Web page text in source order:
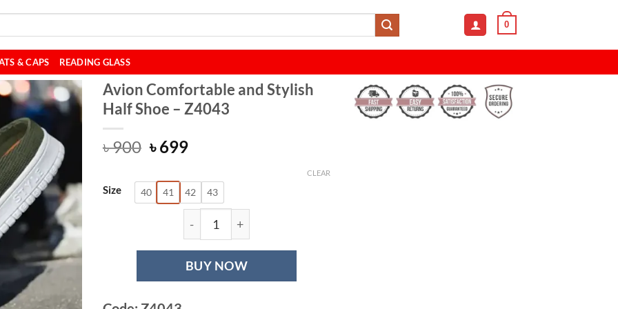
0
& CAPS READING GLASS
Avion Comfortable and Stylish
Half Shoe – Z4043
৳900 Original
was:
৳ 900.
৳699Current
is:
৳ 699.
Size 40 41 42 43
CLEAR
Avion Comfortable and Stylish Half Shoe – Z4043 quantity
BUY NOW